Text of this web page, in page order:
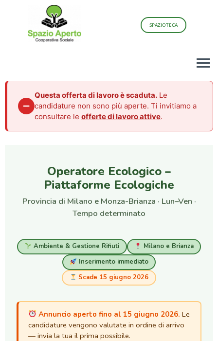
SPAZIOTECA
Questa offerta di lavoro è scaduta. Le
candidature non sono più aperte. Ti invitiamo a
consultare le offerte di lavoro attive.
Operatore Ecologico –
Piattaforme Ecologiche
Provincia di Milano e Monza-Brianza · Lun–Ven ·
Tempo determinato
Ambiente & Gestione Rifiuti
Milano e Brianza
Inserimento immediato
Scade 15 giugno 2026
Annuncio aperto fino al 15 giugno 2026. Le
candidature vengono valutate in ordine di arrivo
— invia la tua il prima possibile.